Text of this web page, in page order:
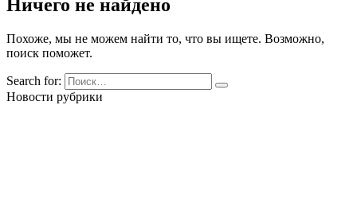
Ничего не найдено
Похоже, мы не можем найти то, что вы ищете. Возможно,
поиск поможет.
Search for:
Новости рубрики